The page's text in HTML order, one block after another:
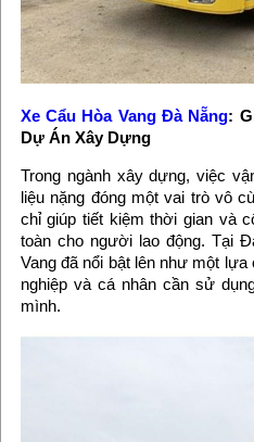
Xe Cẩu Hòa Vang Đà Nẵng:
Dự Án Xây Dựng
Trong ngành xây dựng, việc
liệu nặng đóng một vai trò vô
chỉ giúp tiết kiệm thời gian và
toàn cho người lao động. Tại
Vang đã nổi bật lên như một
nghiệp và cá nhân cần sử
mình.